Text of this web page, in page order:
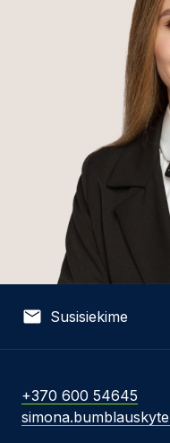
Susisiekime
+370 600 54645